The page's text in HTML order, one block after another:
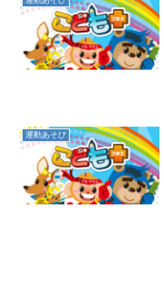
運動あそび